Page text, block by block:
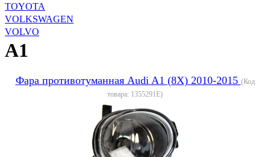
TOYOTA
VOLKSWAGEN
VOLVO
A1
Фара противотуманная Audi A1 (8X) 2010-2015 (Код
товара: 1355291E)